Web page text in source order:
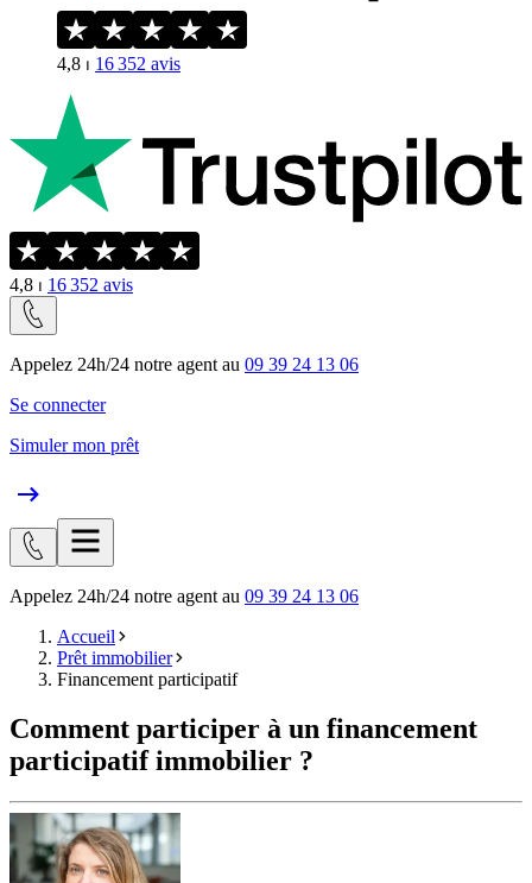
4,8 ⏐ 16 352 avis
4,8 ⏐ 16 352 avis
Appelez 24h/24 notre agent au 09 39 24 13 06
Se connecter
Simuler mon prêt
Appelez 24h/24 notre agent au 09 39 24 13 06
Accueil
Prêt immobilier
Financement participatif
Comment participer à un financement
participatif immobilier ?